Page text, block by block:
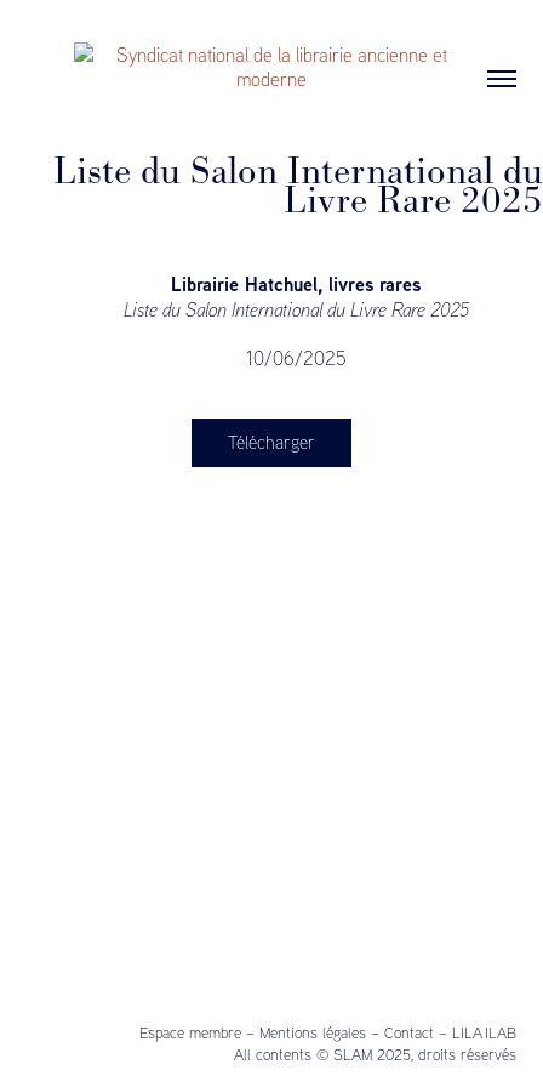
Liste du Salon International du
Livre Rare 2025
Librairie Hatchuel, livres rares
Liste du Salon International du Livre Rare 2025
10/06/2025
Télécharger
Espace membre– Mentions légales– Contact – LILA ILAB
All contents © SLAM 2025, droits réservés